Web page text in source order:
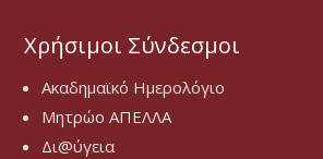
Χρήσιμοι Σύνδεσμοι
Ακαδημαϊκό Ημερολόγιο
Μητρώο ΑΠΕΛΛΑ
Δι@ύγεια